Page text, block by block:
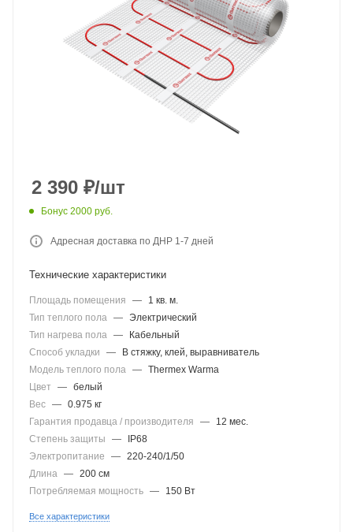
2 390 ₽/шт
Бонус 2000 руб.
Адресная доставка по ДНР 1-7 дней
Технические характеристики
Площадь помещения —
1 кв. м.
Тип теплого пола — Электрический
Тип нагрева пола —
Кабельный
Способ укладки
—
В стяжку, клей, выравниватель
Модель теплого пола — Thermex Warma
Цвет
— белый
Вес — 0.975 кг
Гарантия продавца / производителя
—
12 мес.
Степень защиты
—
IP68
Электропитание
— 220-240/1/50
Длина — 200 см
Потребляемая мощность — 150 Вт
Все характеристики